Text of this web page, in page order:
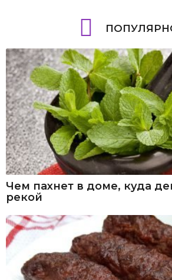
Чем пахнет в доме, куда
рекой